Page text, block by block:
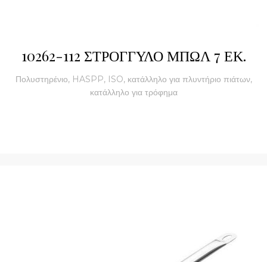
10262-112 ΣΤΡΟΓΓΥΛΟ ΜΠΩΛ 7 ΕΚ.
Πολυστηρένιο, HASPP, ISO, κατάλληλο για πλυντήριο πιάτων,
κατάλληλο για τρόφημα